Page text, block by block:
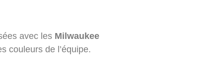
avec les Milwaukee
couleurs de l’équipe.